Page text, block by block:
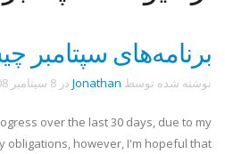
برنامه‌های سپتامبر
نوشته شده توسط Jonathan در 8 سپتامبر 2008
over the last 30 days, due to my
obligations, however, I'm hopeful that